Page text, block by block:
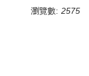
瀏覽數: 2575